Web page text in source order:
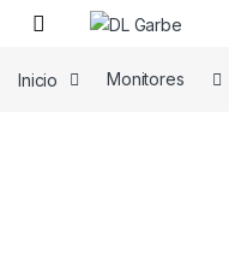
Inicio Monitores